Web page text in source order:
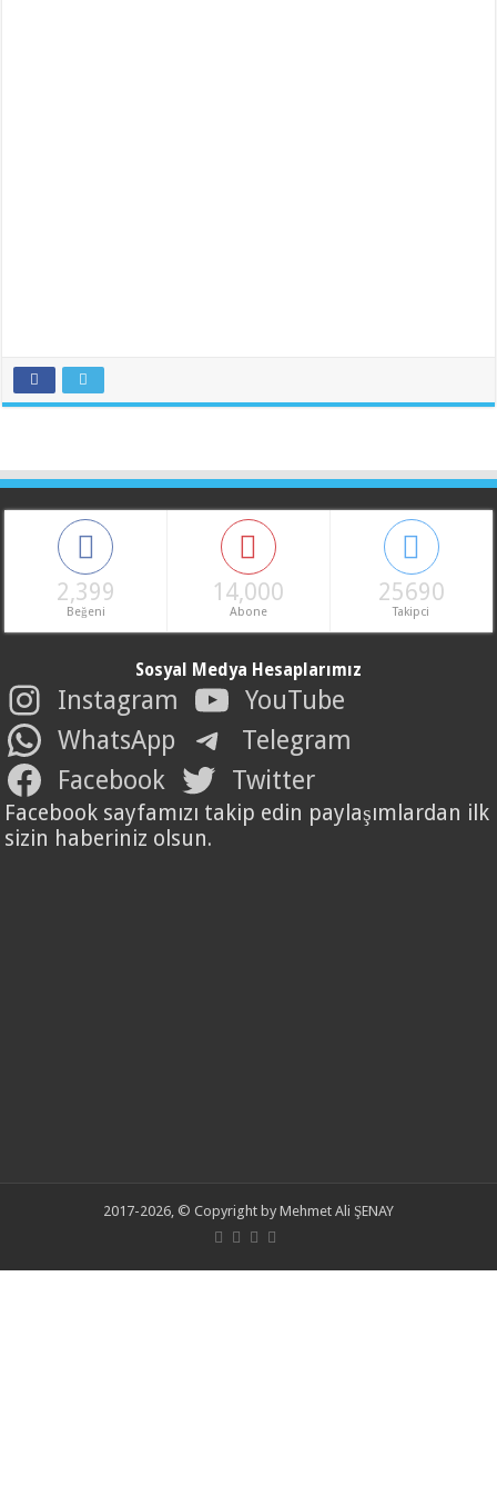
2,399
Beğeni
14,000
Abone
25690
Takipci
Sosyal Medya Hesaplarımız
Instagram
YouTube
WhatsApp
Telegram
Facebook
Twitter
Facebook sayfamızı takip edin paylaşımlardan ilk
sizin haberiniz olsun.
2017-2026, © Copyright by Mehmet Ali ŞENAY